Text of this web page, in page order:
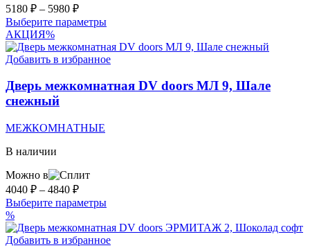
5180 ₽ – 5980 ₽Диапазон
цен:
–
5980 ₽
Выберите параметрыЭтот
имеет
несколько
Опции
АКЦИЯ%
Добавить в избранное
Дверь межкомнатная DV doors МЛ 9, Шале
снежный
МЕЖКОМНАТНЫЕ
В наличии
Можно в
4040 ₽ – 4840 ₽Диапазон
цен:
–
4840 ₽
Выберите параметрыЭтот
имеет
несколько
%
Добавить в избранное